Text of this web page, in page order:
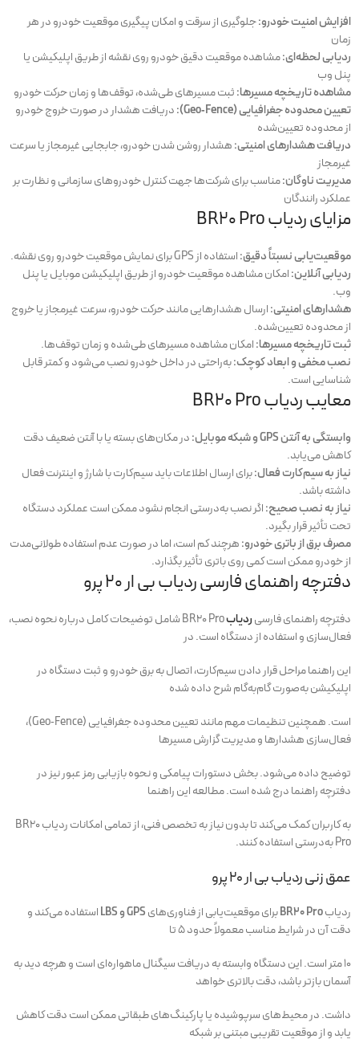
افزایش امنیت خودرو:جلوگیری از سرقت و امکان پیگیری موقعیت خودرو در هر
زمان
ردیابی لحظه‌ای:مشاهده موقعیت دقیق خودرو روی نقشه از طریق اپلیکیشن یا
پنل وب
مشاهده تاریخچه مسیرها:ثبت مسیرهای طی‌شده، توقف‌ها و زمان حرکت خودرو
تعیین محدوده جغرافیایی (Geo‑Fence):
دریافت هشدار در صورت خروج خودرو
از محدوده تعیین‌شده
دریافت هشدارهای امنیتی:هشدار روشن شدن خودرو، جابجایی غیرمجاز یا سرعت
غیرمجاز
مدیریت ناوگان:مناسب برای شرکت‌ها جهت کنترل خودروهای سازمانی و نظارت بر
عملکرد رانندگان
مزایای ردیاب BR20 Pro
موقعیت‌یابی نسبتاً دقیق:استفاده از GPS برای نمایش موقعیت خودرو روی نقشه.
ردیابی آنلاین:امکان مشاهده موقعیت خودرو از طریق اپلیکیشن موبایل یا پنل
وب.
هشدارهای امنیتی:ارسال هشدارهایی مانند حرکت خودرو، سرعت غیرمجاز یا خروج
از محدوده تعیین‌شده.
ثبت تاریخچه مسیرها:امکان مشاهده مسیرهای طی‌شده و زمان توقف‌ها.
نصب مخفی و ابعاد کوچک:به‌راحتی در داخل خودرو نصب می‌شود و کمتر قابل
شناسایی است.
معایب ردیاب BR20 Pro
وابستگی به آنتن GPS و شبکه موبایل:
در مکان‌های بسته یا با آنتن ضعیف دقت
کاهش می‌یابد.
نیاز به سیم‌کارت فعال:برای ارسال اطلاعات باید سیم‌کارت با شارژ و اینترنت فعال
داشته باشد.
نیاز به نصب صحیح:اگر نصب به‌درستی انجام نشود ممکن است عملکرد دستگاه
تحت تأثیر قرار بگیرد.
مصرف برق از باتری خودرو:هرچند کم است، اما در صورت عدم استفاده طولانی‌مدت
از خودرو ممکن است کمی روی باتری تأثیر بگذارد.
دفترچه راهنمای فارسی ردیاب بی ار 20 پرو
دفترچه راهنمای فارسیردیاب
BR20 Pro شامل توضیحات کامل درباره نحوه نصب،
فعال‌سازی و استفاده از دستگاه است. در
این راهنما مراحل قرار دادن سیم‌کارت، اتصال به برق خودرو و ثبت دستگاه در
اپلیکیشن به‌صورت گام‌به‌گام شرح داده شده
است. همچنین تنظیمات مهم مانند تعیین محدوده جغرافیایی (Geo‑Fence)،
فعال‌سازی هشدارها و مدیریت گزارش مسیرها
توضیح داده می‌شود. بخش دستورات پیامکی و نحوه بازیابی رمز عبور نیز در
دفترچه راهنما درج شده است. مطالعه این راهنما
به کاربران کمک می‌کند تا بدون نیاز به تخصص فنی، از تمامی امکانات ردیاب BR20
Pro به‌درستی استفاده کنند.
عمق زنی ردیاب بی ار 20 پرو
ردیابBR20 Proبرای موقعیت‌یابی از فناوری‌هایGPS و LBS
استفاده می‌کند و
دقت آن در شرایط مناسب معمولاً حدود ۵ تا
۱۰ متر است. این دستگاه وابسته به دریافت سیگنال ماهواره‌ای است و هرچه دید به
آسمان بازتر باشد، دقت بالاتری خواهد
داشت. در محیط‌های سرپوشیده یا پارکینگ‌های طبقاتی ممکن است دقت کاهش
یابد و از موقعیت تقریبی مبتنی بر شبکه